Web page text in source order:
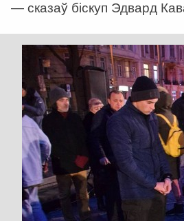
— сказаў біскуп Эдвард